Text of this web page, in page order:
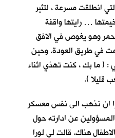
انطلقت مسرعة ، لتثير
… رايتها واقفة
وهو يغوص في الافق
في طريق العودة. وحين
: ( ما بك ، كنت تهذي اثناء
قليلا ).
ان نذهب الى نفس معسكر
المسؤولين عن ادارته حول
هناك. قالت لي لورا